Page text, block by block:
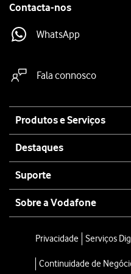
Contacta-nos
WhatsApp
Fala connosco
map
Produtos e Serviços
Destaques
Suporte
Sobre a Vodafone
Privacidade Serviços
Continuidade de